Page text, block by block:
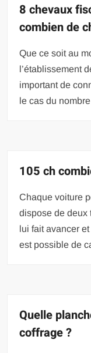
8 chevaux
combien de
Que ce soit au
l’établissement
important de
le cas du
105 ch
Chaque voiture
dispose de deux
lui fait avancer
est possible de
Quelle
coffrage ?